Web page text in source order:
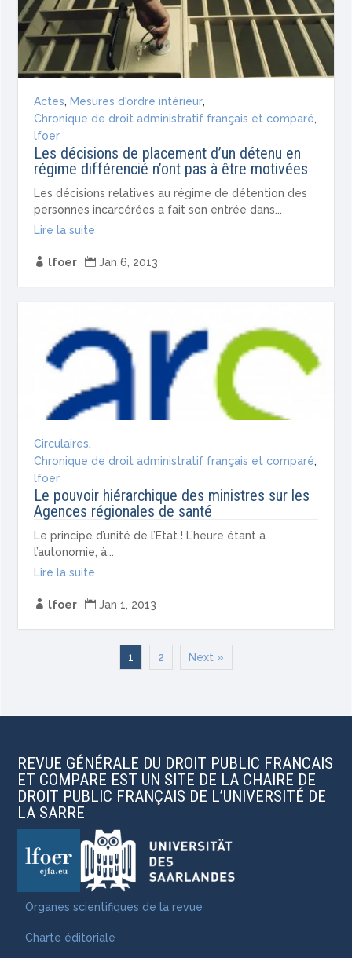
Actes, Mesures d'ordre intérieur,
Chronique de droit administratif français et comparé,
lfoer
Les décisions de placement d’un détenu en
régime différencié n’ont pas à être motivées
Les décisions relatives au régime de détention des
personnes incarcérées a fait son entrée dans...
Lire la suite
 lfoer  Jan 6, 2013
Circulaires,
Chronique de droit administratif français et comparé,
lfoer
Le pouvoir hiérarchique des ministres sur les
Agences régionales de santé
Le principe d’unité de l’Etat ! L’heure étant à
l’autonomie, à...
Lire la suite
 lfoer  Jan 1, 2013
1 2 Next »
REVUE GÉNÉRALE DU DROIT PUBLIC FRANCAIS
ET COMPARE EST UN SITE DE LA CHAIRE DE
DROIT PUBLIC FRANÇAIS DE L’UNIVERSITÉ DE
LA SARRE
Organes scientifiques de la revue
Charte éditoriale